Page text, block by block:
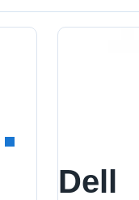
Dell